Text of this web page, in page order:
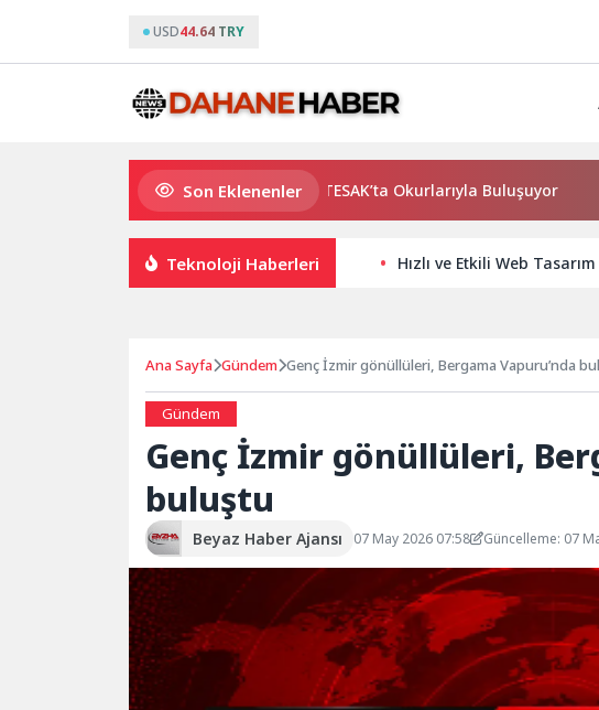
USD44.64 TRY
Son Eklenenler
Usta Yazar Burhan Sönmez TESAK’ta Okurlarıyla Buluşuyor Genç
Teknoloji Haberleri Hızlı ve Etkili Web
Ana Sayfa Gündem Genç İzmir gönüllüleri, Bergama Vapuru’nda
Gündem
Genç İzmir gönüllüleri,
buluştu
Beyaz Haber Ajansı 07 May 2026 07:58 Güncelleme: 07